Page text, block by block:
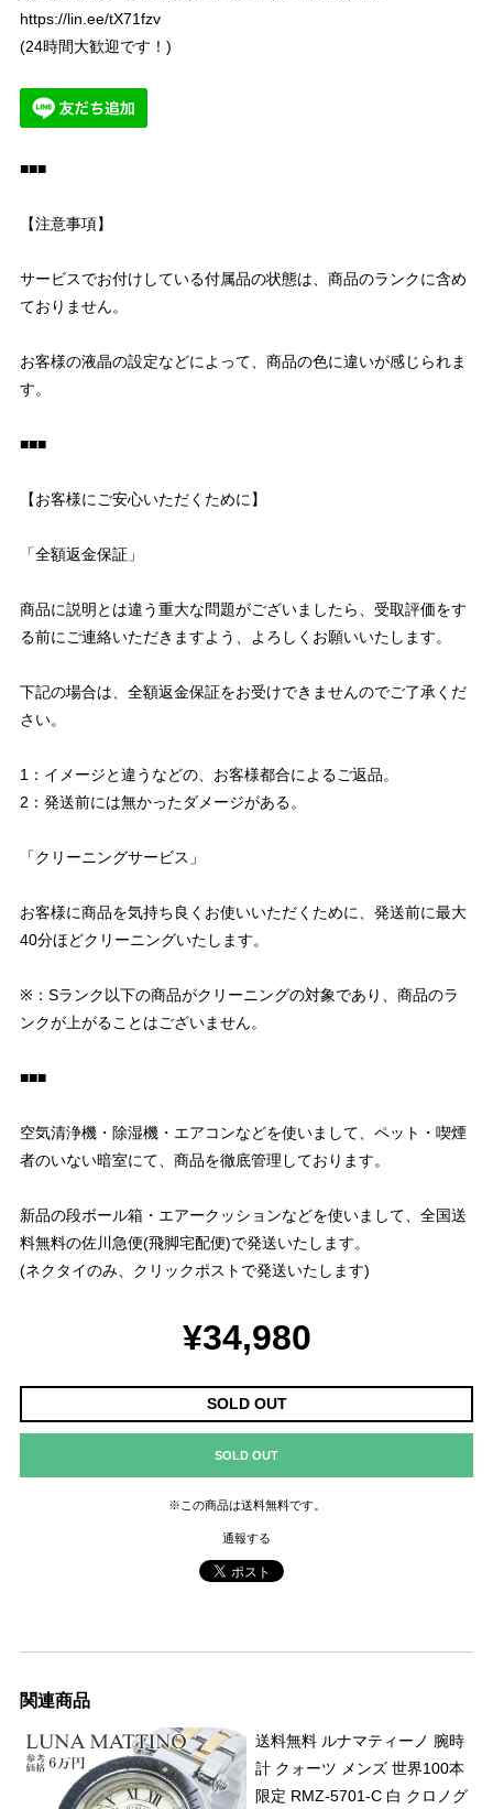
https://lin.ee/tX71fzv
(24時間大歓迎です！)
■■■
【注意事項】
サービスでお付けしている付属品の状態は、商品のランクに含め
ておりません。
お客様の液晶の設定などによって、商品の色に違いが感じられま
す。
■■■
【お客様にご安心いただくために】
「全額返金保証」
商品に説明とは違う重大な問題がございましたら、受取評価をす
る前にご連絡いただきますよう、よろしくお願いいたします。
下記の場合は、全額返金保証をお受けできませんのでご了承くだ
さい。
1：イメージと違うなどの、お客様都合によるご返品。
2：発送前には無かったダメージがある。
「クリーニングサービス」
お客様に商品を気持ち良くお使いいただくために、発送前に最大
40分ほどクリーニングいたします。
※：Sランク以下の商品がクリーニングの対象であり、商品のラ
ンクが上がることはございません。
■■■
空気清浄機・除湿機・エアコンなどを使いまして、ペット・喫煙
者のいない暗室にて、商品を徹底管理しております。
新品の段ボール箱・エアークッションなどを使いまして、全国送
料無料の佐川急便(飛脚宅配便)で発送いたします。
(ネクタイのみ、クリックポストで発送いたします)
¥34,980
SOLD OUT
SOLD OUT
※この商品は送料無料です。
通報する
関連商品
送料無料 ルナマティーノ 腕時
計 クォーツ メンズ 世界100本
限定 RMZ-5701-C 白 クロノグ